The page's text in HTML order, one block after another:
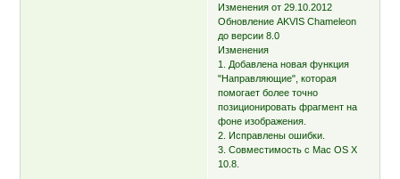
Изменения от 29.10.2012
Обновление AKVIS Chameleon
до версии 8.0
Изменения
1. Добавлена новая функция
"Направляющие", которая
помогает более точно
позиционировать фрагмент на
фоне изображения.
2. Исправлены ошибки.
3. Совместимость с Mac OS X
10.8.